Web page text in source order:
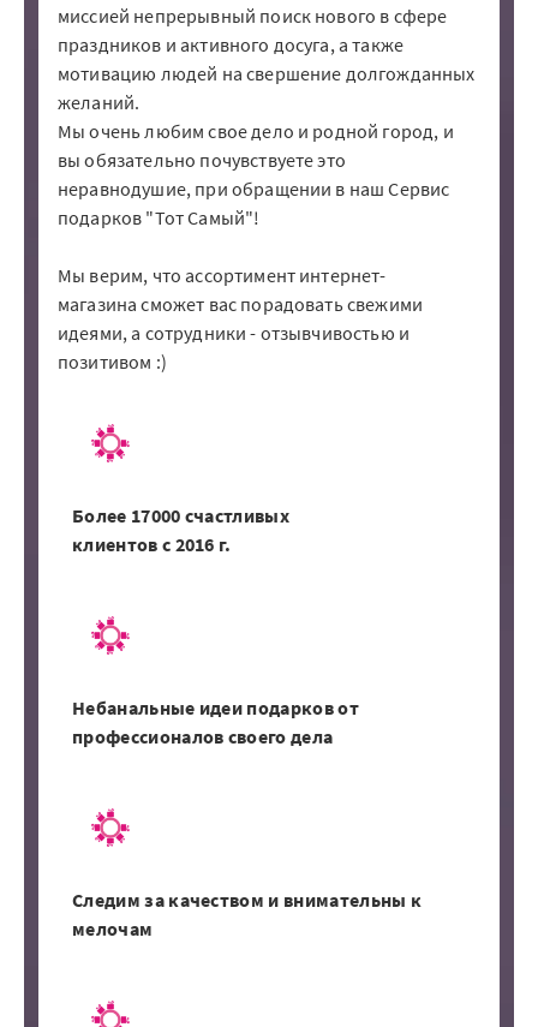
миссией непрерывный поиск нового в сфере
праздников и активного досуга, а также
мотивацию людей на свершение долгожданных
желаний.
Мы очень любим свое дело и родной город, и
вы обязательно почувствуете это
неравнодушие, при обращении в наш Сервис
подарков "Тот Самый"!
Мы верим, что ассортимент интернет-
магазина сможет вас порадовать свежими
идеями, а сотрудники - отзывчивостью и
позитивом :)
Более 17000 счастливых
клиентов с 2016 г.
Небанальные идеи подарков от
профессионалов своего дела
Следим за качеством и внимательны к
мелочам